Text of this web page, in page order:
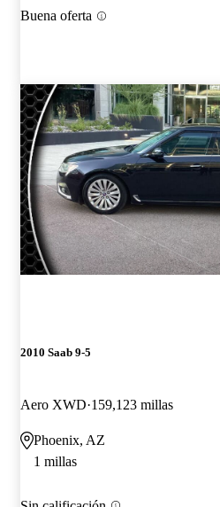
Buena oferta
2010 Saab 9-5
Aero XWD 159,123 millas
Phoenix, AZ
1 millas